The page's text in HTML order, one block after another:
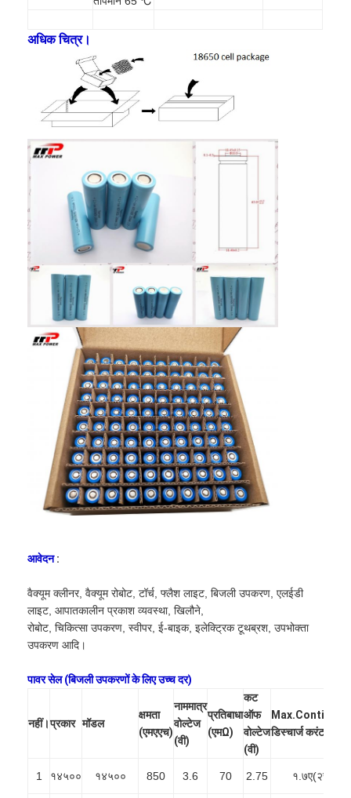
एनआईसीडी रिचार्जेबल बैटरी
एलसीडी बैटरी चार्जर
निम बैटरी पैक
निक बैटरी पैक
लिथियम आयन बैटरी पैक
रिचार्जेबल फ्लैशलाइट बैटरी
आपातकालीन प्रकाश बैटरी
ली Mno2 बैटरी
ली Socl2 बैटरी
प्राथमिक लिथियम बैटरी
हाइब्रिड कार बैटरी
अधिक चित्र।
आवेदन:
वैक्यूम क्लीनर, वैक्यूम रोबोट, टॉर्च, फ्लैश लाइट, बिजली उपकरण, एलईडी
लाइट, आपातकालीन प्रकाश व्यवस्था, खिलौने,
रोबोट, चिकित्सा उपकरण, स्वीपर, ई-बाइक, इलेक्ट्रिक टूथब्रश, उपभोक्ता
उपकरण आदि।
पावर सेल (बिजली उपकरणों के लिए उच्च दर)
नहीं।प्रकार मॉडल
क्षमता
(एमएएच)
नाममात्र
वोल्टेज
(वी)
प्रतिबाधा
(एमΩ)
कट
ऑफ
वोल्टेज
(वी)
डिस्चार्ज करंट
1 १४५०० १४५०० 850 3.6 70 2.75 १.७ए(२सी)